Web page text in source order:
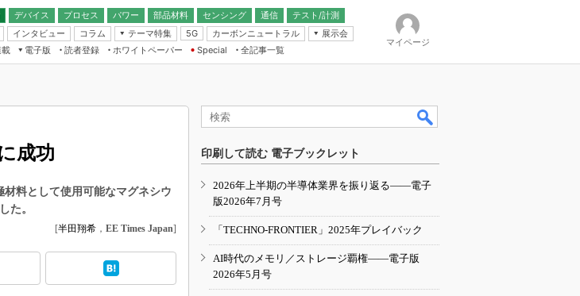
デバイス
プロセス パワー 部品材料 センシング
通信
無線
テスト/計測
インタビュー コラム
テーマ特集
AI
EE Times Research）
EDN Japan）
ニクス入門（EDN
5G カーボンニュートラル
展示会
IoT・エッジコンピューティング
EXPO
TECHNO-FRONTIER
人とくるま展
電子版
読者登録 ホワイトペーパー
Special
全記事一覧
マイページ
成功
料として使用可能なマグネシウ
た。
[半田翔希 ， EE Times Japan]
印刷して読む 電子ブックレット
2026年上半期の半導体業界を振り返る――電子
版2026年7月号
「TECHNO-FRONTIER」2025年プレイバック
AI時代のメモリ／ストレージ覇権――電子版
2026年5月号